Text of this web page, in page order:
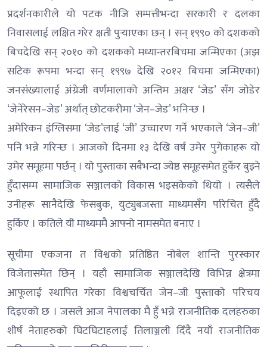
प्रदर्शनकारीले यो पटक नीजि सम्पत्तीभन्दा सरकारी र दलका
निवासलाई लक्षित गरेर क्षती पुर्‍याएका छन् । सन् १९९० को दशकको
बिचदेखि सन् २०१० को दशकको मध्यान्तरबिचमा जन्मिएका (अझ
सटिक रूपमा भन्दा सन् १९९७ देखि २०१२ बिचमा जन्मिएका)
जनसंख्यालाई अंग्रेजी वर्णमालाको अन्तिम अक्षर ‘जेड’ सँग जोडेर
‘जेनेरेसन–जेड’ अर्थात् छोटकरीमा ‘जेन–जेड’ भनिन्छ ।
अमेरिकन इंग्लिसमा ‘जेड’लाई ‘जी’ उच्चारण गर्ने भएकाले ‘जेन–जी’
पनि भन्ने गरिन्छ । आजको दिनमा १३ देखि वर्ष उमेर पुगेकाहरू यो
उमेर समूहमा पर्छन् । यो पुस्ताका सबैभन्दा ज्येष्ठ समूहसमेत हुर्केर बुझ्ने
हुँदासम्म सामाजिक सञ्जालको विकास भइसकेको थियो । त्यसैले
उनीहरू सानैदेखि फेसबुक, युट्युबजस्ता माध्यमसँग परिचित हुँदै
हुर्किए । कतिले यी माध्यममै आफ्नो नामसमेत बनाए ।
सूचीमा एकजना त विश्वको प्रतिष्ठित नोबेल शान्ति पुरस्कार
विजेतासमेत छिन् । यहाँ सामाजिक सञ्जालदेखि विभिन्न क्षेत्रमा
आफूलाई स्थापित गरेका विश्वचर्चित जेन–जी पुस्ताको परिचय
दिइएको छ । जसले आज नेपालका मै हुँ भन्ने राजनीतिक दलहरुका
शीर्ष नेताहरुको घिटघिटाहलाई तिलाञ्जली दिँदै नयाँ राजनीतिक